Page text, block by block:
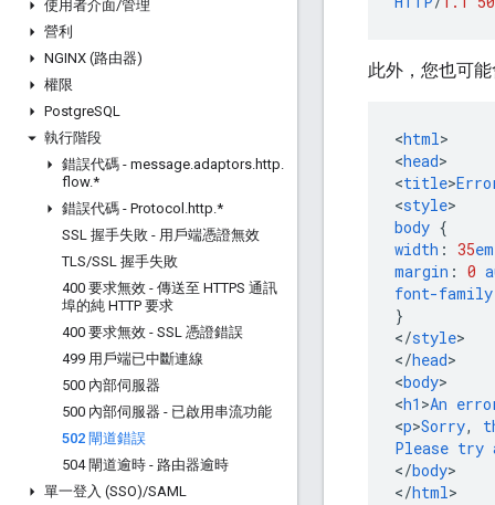
使用者介面/管理
營利
NGINX (路由器)
權限
PostgreSQL
執行階段
錯誤代碼 - message.adaptors.http.
flow.*
錯誤代碼 - Protocol .http.*
SSL 握手失敗 - 用戶端憑證無效
TLS/SSL 握手失敗
400 要求無效 - 傳送至 HTTPS 通訊
埠的純 HTTP 要求
400 要求無效 - SSL 憑證錯誤
499 用戶端已中斷連線
500 內部伺服器
500 內部伺服器 - 已啟用串流功能
502 閘道錯誤
504 閘道逾時 - 路由器逾時
單一登入 (SSO)/SAML
此外，您也可
<html>
<head>
<title>
<style>
body {
width : 35em
margin : 0
font-family
}
</style>
</head>
<body>
<h1 >An
<p>Sorry,
Please try
</body>
</html>